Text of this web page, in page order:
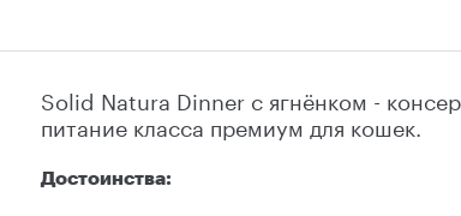
Solid Natura Dinner с ягнёнком -
питание класса премиум для кошек.
Достоинства: